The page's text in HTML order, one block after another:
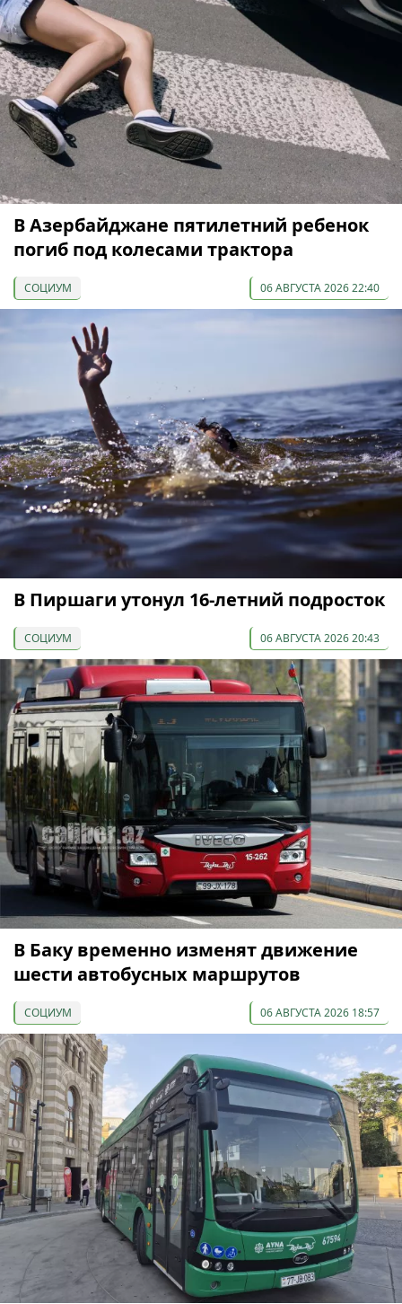
В Азербайджане пятилетний ребенок
погиб под колесами трактора
СОЦИУМ 06 АВГУСТА 2026 22:40
В Пиршаги утонул 16-летний подросток
СОЦИУМ 06 АВГУСТА 2026 20:43
В Баку временно изменят движение
шести автобусных маршрутов
СОЦИУМ 06 АВГУСТА 2026 18:57